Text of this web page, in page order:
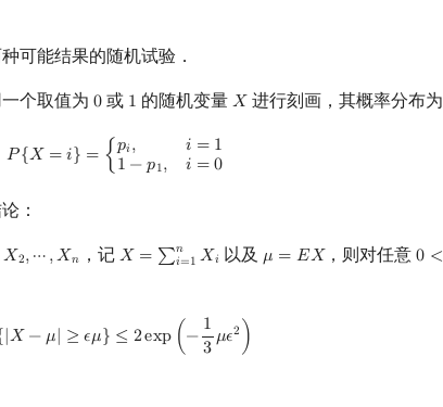
可能结果的随机试验．
个取值为 0
0 或 1
1 的随机变量 𝑋
X 进行刻画，其概率分布为
𝑃{𝑋 = 𝑖} = {𝑝𝑖, 𝑖 = 1
1 −𝑝1, 𝑖 = 0
P i} i, i=1 =0
：
𝑋2,⋯,𝑋𝑛
2,⋯,X n ，记 𝑋 = ∑𝑛
𝑖=1 𝑋𝑖
X= ∑i=1nXi 以及 𝜇 = 𝐸𝑋
μ =E X ，则对任意0 <
0 <ϵ
|𝑋 −𝜇| ≥ 𝜖𝜇} ≤ 2exp ( − 1
3𝜇𝜖2 )
P μ |≥ }≤ 2exp 3μ 2)